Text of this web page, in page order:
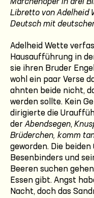
Märchenoper in drei
Libretto von Adelheid
Deutsch mit
Adelheid Wette
Hausaufführung in
sie ihren Bruder
wohl ein paar Verse
ahnten beide nicht,
werden sollte. Kein
dirigierte die
derAbendsegen,
Brüderchen, komm
geworden. Die
Besenbinders und
Beeren suchen
Essen gibt. Angst
Nacht, doch das